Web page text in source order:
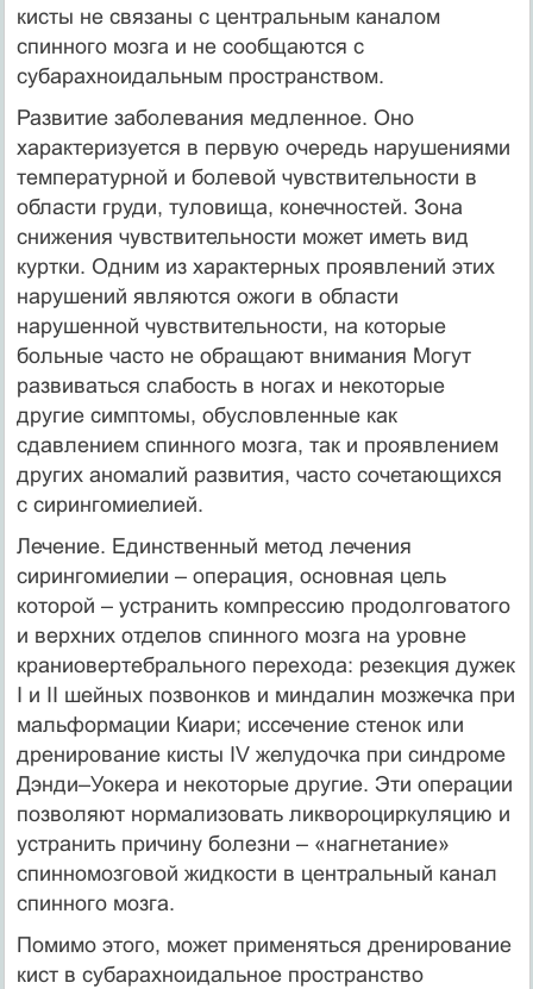
кисты не связаны с центральным каналом
спинного мозга и не сообщаются с
субарахноидальным пространством.
Развитие заболевания медленное. Оно
характеризуется в первую очередь нарушениями
температурной и болевой чувствительности в
области груди, туловища, конечностей. Зона
снижения чувствительности может иметь вид
куртки. Одним из характерных проявлений этих
нарушений являются ожоги в области
нарушенной чувствительности, на которые
больные часто не обращают внимания Могут
развиваться слабость в ногах и некоторые
другие симптомы, обусловленные как
сдавлением спинного мозга, так и проявлением
других аномалий развития, часто сочетающихся
с сирингомиелией.
Лечение. Единственный метод лечения
сирингомиелии – операция, основная цель
которой – устранить компрессию продолговатого
и верхних отделов спинного мозга на уровне
краниовертебрального перехода: резекция дужек
I и II шейных позвонков и миндалин мозжечка при
мальформации Киари; иссечение стенок или
дренирование кисты IV желудочка при синдроме
Дэнди–Уокера и некоторые другие. Эти операции
позволяют нормализовать ликвороциркуляцию и
устранить причину болезни – «нагнетание»
спинномозговой жидкости в центральный канал
спинного мозга.
Помимо этого, может применяться дренирование
кист в субарахноидальное пространство